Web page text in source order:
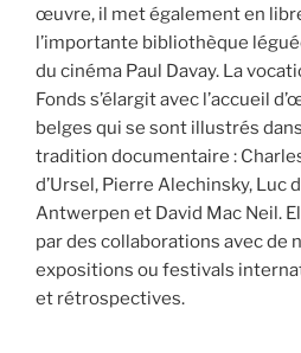
œuvre, il met également en
l’importante bibliothèque
du cinéma Paul Davay. La
Fonds s’élargit avec l’accueil
belges qui se sont illustrés
tradition documentaire :
d’Ursel, Pierre Alechinsky, Luc
Antwerpen et David Mac Neil.
par des collaborations avec de
expositions ou festivals
et rétrospectives.